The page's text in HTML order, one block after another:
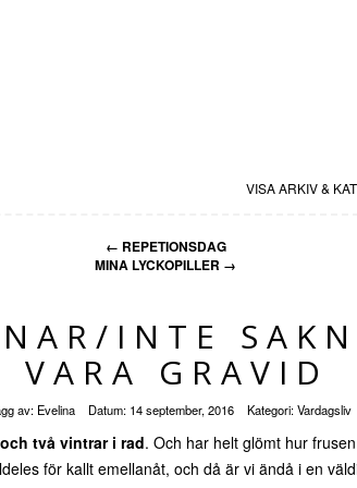
VISA ARKIV &
← REPETIONSDAG
MINA LYCKOPILLER →
INTE
VARA GRAVID
av: Evelina Datum: 14 september, 2016 Kategori:Vardagsliv
två vintrar i rad. Och har helt glömt hur
för kallt emellanåt, och då är vi ändå i en